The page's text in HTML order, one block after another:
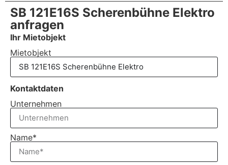
SB 121E16S Scherenbühne Elektro
anfragen
Ihr Mietobjekt
Mietobjekt
Kontaktdaten
Unternehmen
Name*